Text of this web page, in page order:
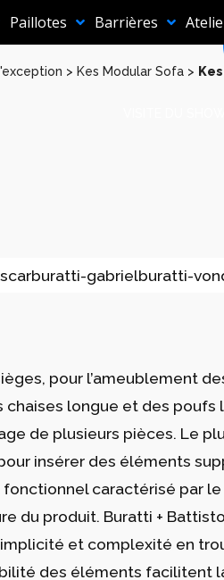
Paillotes Barrières
> Kes Modular Sofa > Kes
pour l’ameublement
longue et des
de plusieurs pièces. Le
insérer des éléments
caractérisé par
du produit. Buratti +
et complexité en
des éléments facilitent